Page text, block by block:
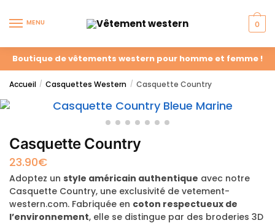
MENU 0
Boutique de vêtements western pour homme et femme !
Accueil / Casquettes Western / Casquette Country
Casquette Country
23.90€
Adoptez un style américain authentique avec notre
Casquette Country, une exclusivité de vetement-
western.com. Fabriquée en coton respectueux de
l’environnement, elle se distingue par des broderies 3D